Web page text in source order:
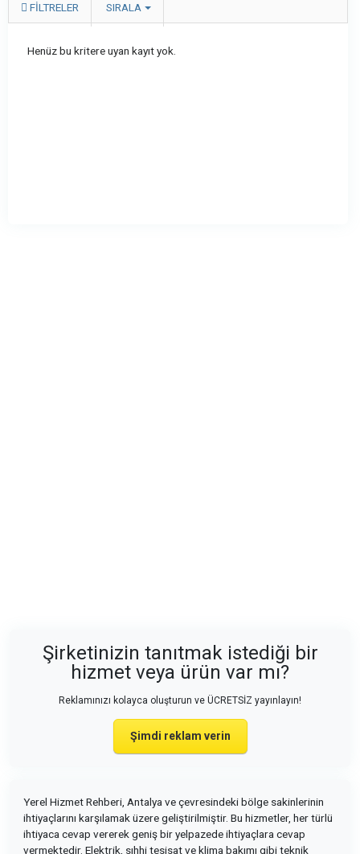
FILTRELER SIRALA
Henüz bu kritere uyan kayıt yok.
Şirketinizin tanıtmak istediği bir
hizmet veya ürün var mı?
Reklamınızı kolayca oluşturun ve ÜCRETSİZ yayınlayın!
Şimdi reklam verin
Yerel Hizmet Rehberi, Antalya ve çevresindeki bölge sakinlerinin
ihtiyaçlarını karşılamak üzere geliştirilmiştir. Bu hizmetler, her türlü
ihtiyaca cevap vererek geniş bir yelpazede ihtiyaçlara cevap
vermektedir. Elektrik, sıhhi tesisat ve klima bakımı gibi teknik